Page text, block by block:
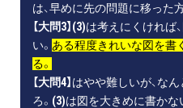
は、早めに先の問題に移った
【大問3】(3)は考えにくければ
い。 ある程度きれいな図を書
る。
【大問4】 はやや難しいが、な
ろ。 (3)は図を大きめに書かな